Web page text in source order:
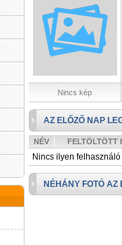
Nincs kép
AZ ELŐZŐ NAP
NÉV FELTÖLTÖTT
Nincs ilyen felhasználó
NÉHÁNY FOTÓ AZ